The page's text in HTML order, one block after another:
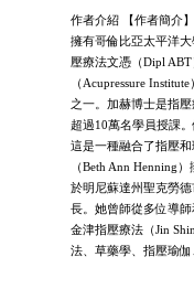
作者介紹 【作者簡介
擁有哥倫比亞太平洋
壓療法文憑（Dipl
（Acupressure
之一。加赫博士是指
超過10萬名學員授課
這是一種融合了指壓
（Beth Ann Henning
於明尼蘇達州聖克勞
長。她曾師從多位導
金津指壓療法（Jin
法、草藥學、指壓瑜